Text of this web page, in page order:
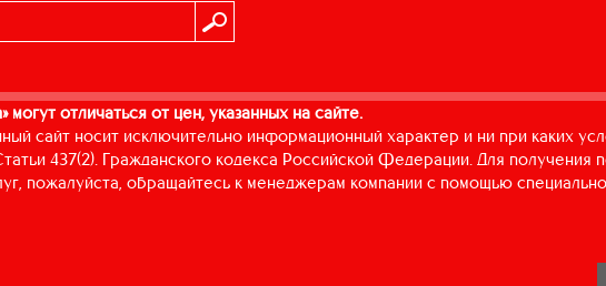
отличаться от цен, указанных на сайте.
сайт носит исключительно информационный характер и ни при каких
437(2). Гражданского кодекса Российской Федерации. Для получения
пожалуйста, обращайтесь к менеджерам компании с помощью